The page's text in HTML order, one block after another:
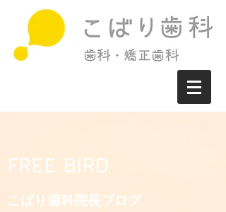
FREE BIRD
こばり歯科院長ブログ​